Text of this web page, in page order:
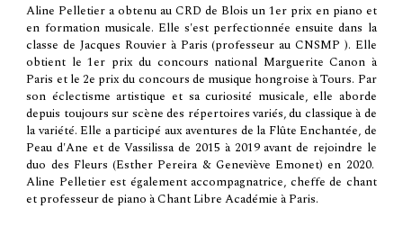
Aline Pelletier a obtenu au CRD de Blois un 1er prix en piano et
en formation musicale. Elle s'est perfectionnée ensuite dans la
classe de Jacques Rouvier à Paris (professeur au CNSMP ). Elle
obtient le 1er prix du concours national Marguerite Canon à
Paris et le 2e prix du concours de musique hongroise à Tours. Par
son éclectisme artistique et sa curiosité musicale, elle aborde
depuis toujours sur scène des répertoires variés, du classique à de
la variété. Elle a participé aux aventures de la Flûte Enchantée, de
Peau d'Ane et de Vassilissa de 2015 à 2019 avant de rejoindre le
duo des Fleurs (Esther Pereira & Geneviève Emonet) en 2020.
Aline Pelletier est également accompagnatrice, cheffe de chant
et professeur de piano à Chant Libre Académie à Paris.